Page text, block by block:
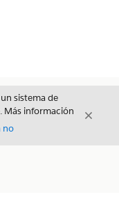
sistema de
Más información
no
Cerrar